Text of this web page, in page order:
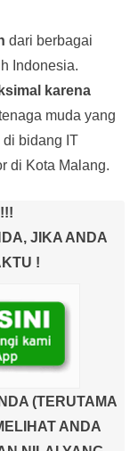
dari berbagai
Indonesia.
karena
muda yang
bidang IT
di Kota Malang.
JIKA ANDA
!
(TERUTAMA
ANDA